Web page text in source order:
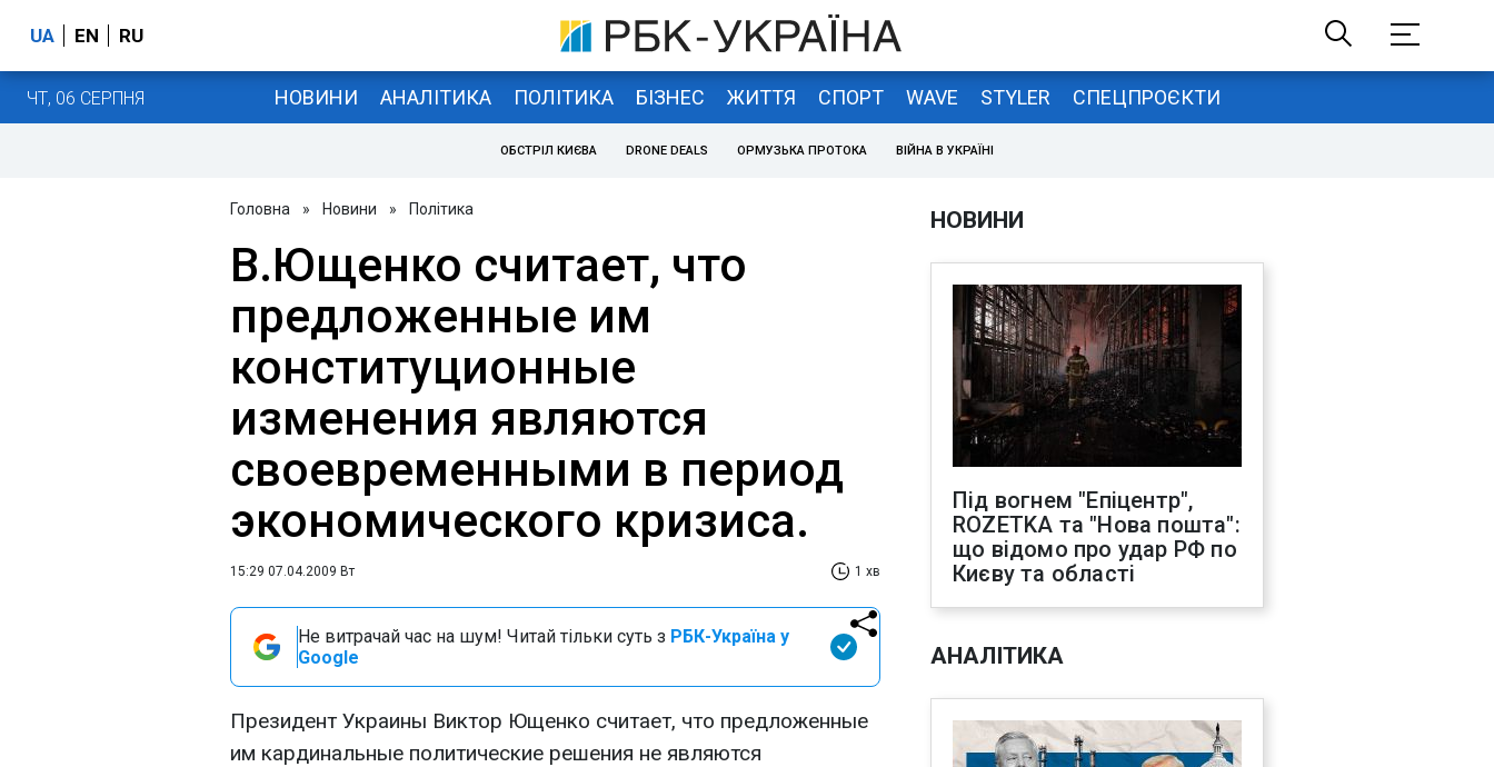
UA EN RU
ЧТ, 06 СЕРПНЯ НОВИНИ АНАЛІТИКА ПОЛІТИКА БІЗНЕС ЖИТТЯ СПОРТ WAVE STYLER СПЕЦПРОЄКТИ
ОБСТРІЛ КИЄВА DRONE DEALS ОРМУЗЬКА ПРОТОКА ВІЙНА В УКРАЇНІ
Головна » Новини » Політика
В.Ющенко считает, что
предложенные им
конституционные
изменения являются
своевременными в период
экономического кризиса.
15:29 07.04.2009 Вт 1 хв
Не витрачай час на шум! Читай тільки суть з РБК-Україна у
Google
Президент Украины Виктор Ющенко считает, что предложенные
им кардинальные политические решения не являются
НОВИНИ
Під вогнем "Епіцентр",
ROZETKA та "Нова пошта":
що відомо про удар РФ по
Києву та області
АНАЛІТИКА